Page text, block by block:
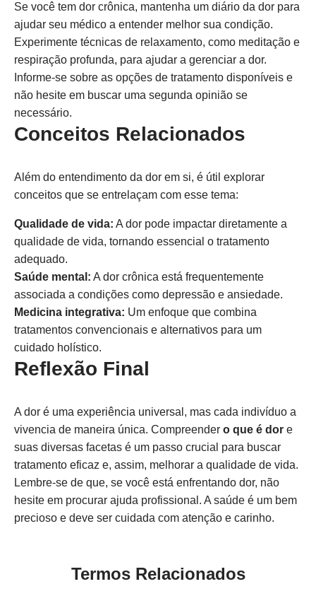
Se você tem dor crônica, mantenha um diário da dor para
ajudar seu médico a entender melhor sua condição.
Experimente técnicas de relaxamento, como meditação e
respiração profunda, para ajudar a gerenciar a dor.
Informe-se sobre as opções de tratamento disponíveis e
não hesite em buscar uma segunda opinião se
necessário.
Conceitos Relacionados
Além do entendimento da dor em si, é útil explorar
conceitos que se entrelaçam com esse tema:
Qualidade de vida: A dor pode impactar diretamente a
qualidade de vida, tornando essencial o tratamento
adequado.
Saúde mental: A dor crônica está frequentemente
associada a condições como depressão e ansiedade.
Medicina integrativa: Um enfoque que combina
tratamentos convencionais e alternativos para um
cuidado holístico.
Reflexão Final
A dor é uma experiência universal, mas cada indivíduo a
vivencia de maneira única. Compreender o que é dor e
suas diversas facetas é um passo crucial para buscar
tratamento eficaz e, assim, melhorar a qualidade de vida.
Lembre-se de que, se você está enfrentando dor, não
hesite em procurar ajuda profissional. A saúde é um bem
precioso e deve ser cuidada com atenção e carinho.
Termos Relacionados